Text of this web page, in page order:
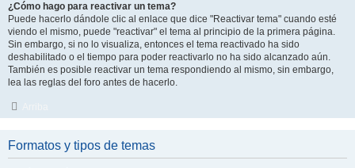
¿Cómo hago para reactivar un tema?
Puede hacerlo dándole clic al enlace que dice "Reactivar tema" cuando esté
viendo el mismo, puede "reactivar" el tema al principio de la primera página.
Sin embargo, si no lo visualiza, entonces el tema reactivado ha sido
deshabilitado o el tiempo para poder reactivarlo no ha sido alcanzado aún.
También es posible reactivar un tema respondiendo al mismo, sin embargo,
lea las reglas del foro antes de hacerlo.
Formatos y tipos de temas